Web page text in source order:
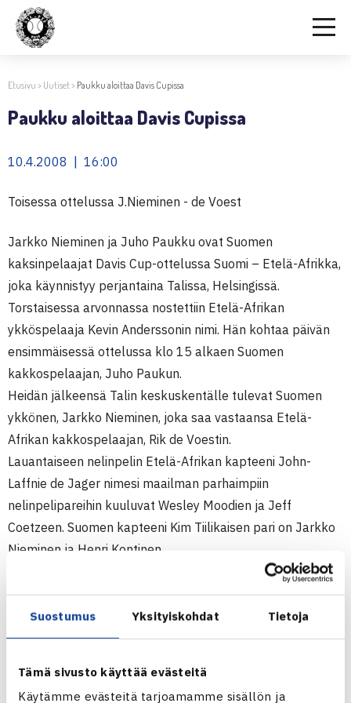
Suostumus Yksityiskohdat Tietoja
Tämä sivusto käyttää evästeitä
Käytämme evästeitä tarjoamamme sisällön ja
Etusivu > Uutiset> Paukku aloittaa Davis Cupissa
Paukku aloittaa Davis Cupissa
10.4.2008 | 16:00
Toisessa ottelussa J.Nieminen - de Voest
Jarkko Nieminen ja Juho Paukku ovat Suomen
kaksinpelaajat Davis Cup-ottelussa Suomi – Etelä-Afrikka,
joka käynnistyy perjantaina Talissa, Helsingissä.
Torstaisessa arvonnassa nostettiin Etelä-Afrikan
ykköspelaaja Kevin Anderssonin nimi. Hän kohtaa päivän
ensimmäisessä ottelussa klo 15 alkaen Suomen
kakkospelaajan, Juho Paukun.
Heidän jälkeensä Talin keskuskentälle tulevat Suomen
ykkönen, Jarkko Nieminen, joka saa vastaansa Etelä-
Afrikan kakkospelaajan, Rik de Voestin.
Lauantaiseen nelinpelin Etelä-Afrikan kapteeni John-
Laffnie de Jager nimesi maailman parhaimpiin
nelinpelipareihin kuuluvat Wesley Moodien ja Jeff
Coetzeen. Suomen kapteeni Kim Tiilikaisen pari on Jarkko
Nieminen ja Henri Kontinen.
Sunnuntaina pelataan jälleen kaksi kaksinpeliä, joista
ensimmäisessä klo 13 ovat vastakkain maitten ykköset,
Jarkko Nieminen ja Kevin Anderson, toisessa ottelussa
kohtaavat maitten kakkoset, Juho Paukku ja Rik de Voest.
Davis Cup Suomi – Etelä-Afrikka -ottelun järjestys